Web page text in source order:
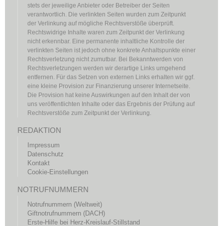
stets der jeweilige Anbieter oder Betreiber der Seiten
verantwortlich. Die verlinkten Seiten wurden zum Zeitpunkt
der Verlinkung auf mögliche Rechtsverstöße überprüft.
Rechtswidrige Inhalte waren zum Zeitpunkt der Verlinkung
nicht erkennbar. Eine permanente inhaltliche Kontrolle der
verlinkten Seiten ist jedoch ohne konkrete Anhaltspunkte einer
Rechtsverletzung nicht zumutbar. Bei Bekanntwerden von
Rechtsverletzungen werden wir derartige Links umgehend
entfernen. Für das Setzen von externen Links erhalten wir ggf.
eine kleine Provision zur Finanzierung unserer Internetseite.
Die Provision hat keine Auswirkungen auf den Inhalt der von
uns veröffentlichten Inhalte oder das Ergebnis der Prüfung auf
Rechtsverstöße zum Zeitpunkt der Verlinkung.
REDAKTION
Impressum
Datenschutz
Kontakt
Cookie-Einstellungen
NOTRUFNUMMERN
Notrufnummern (Weltweit)
Giftnotrufnummern (DACH)
Erste-Hilfe bei Herz-Kreislauf-Stillstand